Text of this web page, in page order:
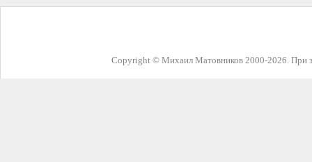
Copyright © Михаил Матовников 2000-2026. При